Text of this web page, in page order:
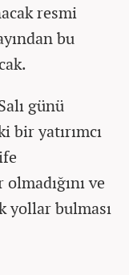
resmi
bu
günü
bir yatırımcı
ve
yollar bulması